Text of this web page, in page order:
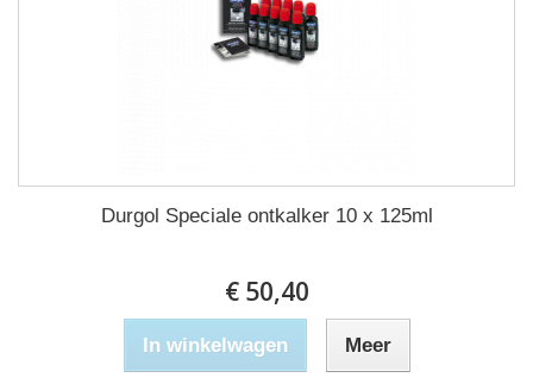
Durgol Speciale ontkalker 10 x 125ml
€ 50,40
In winkelwagen Meer